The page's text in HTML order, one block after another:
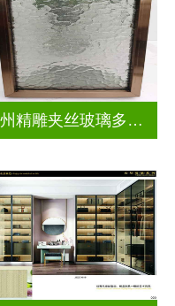
泸州精雕夹丝玻璃多少钱